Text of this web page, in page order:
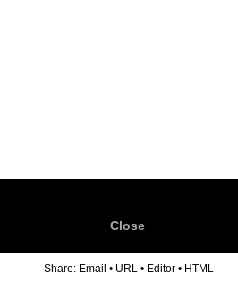
Close
Share: Email • URL • Editor • HTML